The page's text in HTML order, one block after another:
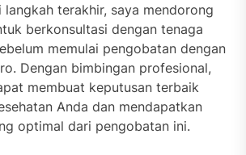
langkah terakhir, saya mendorong
berkonsultasi dengan tenaga
memulai pengobatan dengan
Dengan bimbingan profesional,
membuat keputusan terbaik
Anda dan mendapatkan
optimal dari pengobatan ini.